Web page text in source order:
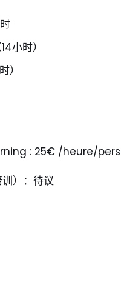
小时）
）
: 25€ /heure/
）：待议